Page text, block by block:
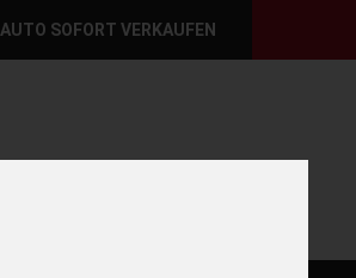
AUTO SOFORT VERKAUFEN